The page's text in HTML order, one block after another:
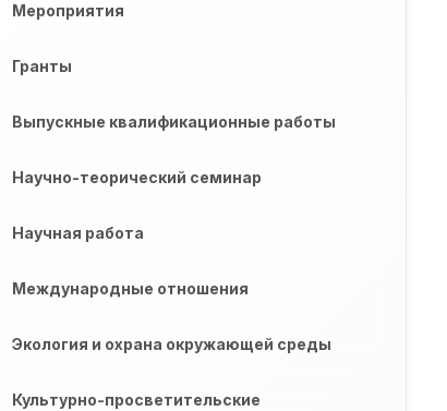
Мероприятия
Гранты
Выпускные квалификационные работы
Научно-теорический семинар
Научная работа
Международные отношения
Экология и охрана окружающей среды
Культурно-просветительские